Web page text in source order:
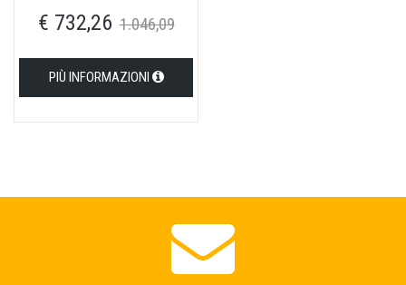
satinato
€ 732,26 1.046,09
PIÙ INFORMAZIONI